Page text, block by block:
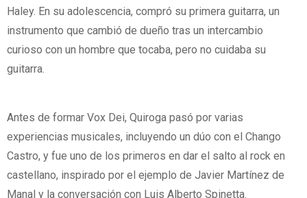
Haley. En su adolescencia, compró su primera guitarra, un
instrumento que cambió de dueño tras un intercambio
curioso con un hombre que tocaba, pero no cuidaba su
guitarra.
Antes de formar Vox Dei, Quiroga pasó por varias
experiencias musicales, incluyendo un dúo con el Chango
Castro, y fue uno de los primeros en dar el salto al rock en
castellano, inspirado por el ejemplo de Javier Martínez de
Manal y la conversación con Luis Alberto Spinetta.